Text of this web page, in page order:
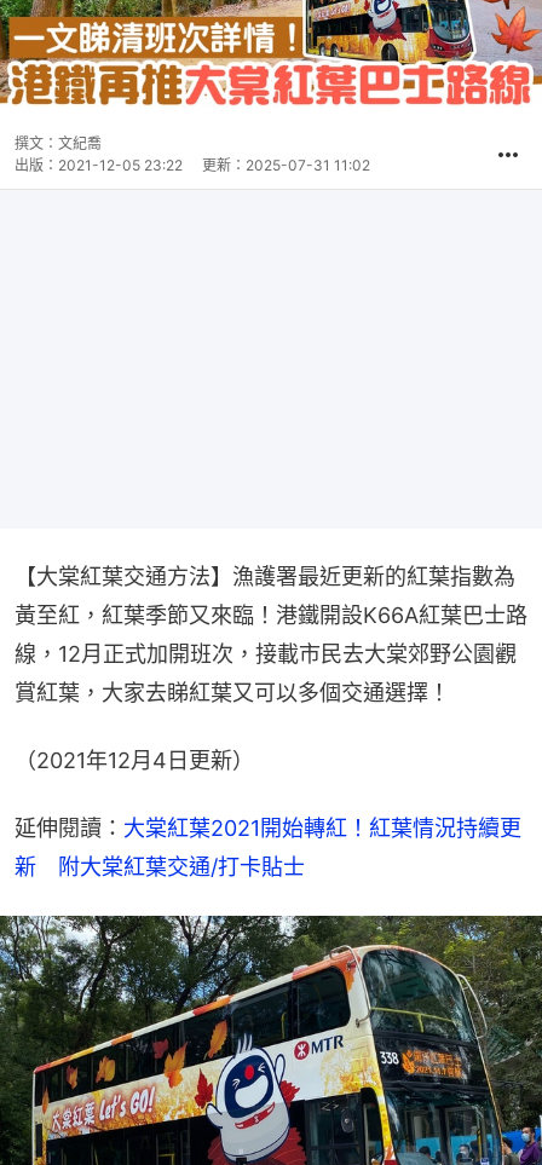
撰文： 文紀喬
出版： 2021-12-05 23:22 更新： 2025-07-31 11:02
【大棠紅葉交通方法】漁護署最近更新的紅葉指數為
黃至紅，紅葉季節又來臨！港鐵開設K66A紅葉巴士路
線，12月正式加開班次，接載市民去大棠郊野公園觀
賞紅葉，大家去睇紅葉又可以多個交通選擇！
（2021年12月4日更新）
延伸閱讀： 大棠紅葉2021開始轉紅！紅葉情況持續更
新　附大棠紅葉交通/打卡貼士